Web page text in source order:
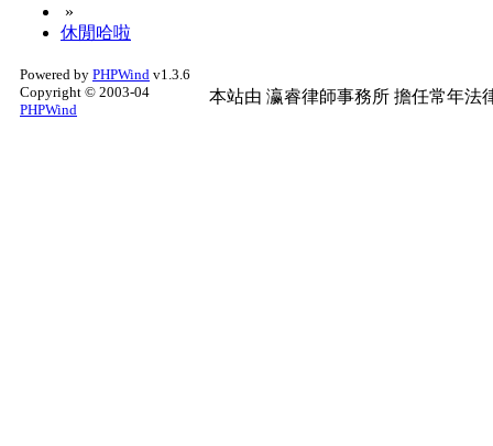
»
休閒哈啦
Powered by PHPWind v1.3.6
Copyright © 2003-04
PHPWind
本站由 瀛睿律師事務所 擔任常年法